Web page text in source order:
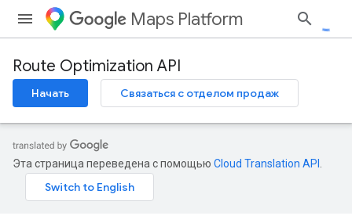
Maps Platform
Route Optimization API
Начать Связаться с отделом продаж
Эта страница переведена с помощью Cloud Translation API